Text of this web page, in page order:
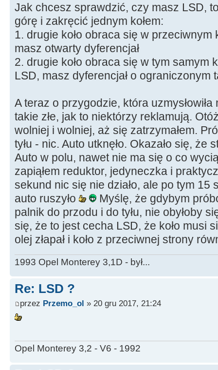
Jak chcesz sprawdzić, czy masz LSD,
górę i zakręcić jednym kołem:
1. drugie koło obraca się w
masz otwarty dyferencjał
2. drugie koło obraca się w tym samym
LSD, masz dyferencjał o ograniczonym
A teraz o przygodzie, która
takie złe, jak to niektórzy reklamują.
wolniej i wolniej, aż się zatrzymałem.
tyłu - nic. Auto utknęło. Okazało się, że
Auto w polu, nawet nie ma się o co
zapiąłem reduktor, jedyneczka i
sekund nic się nie działo, ale po tym 15
auto ruszyło
Myślę, że gdybym
palnik do przodu i do tyłu, nie obyłoby
się, że to jest cecha LSD, że koło musi
olej złapał i koło z przeciwnej strony
1993 Opel Monterey 3,1D - był...
Re: LSD ?
przez Przemo_ol » 20 gru 2017, 21:24
Opel Monterey 3,2 - V6 - 1992